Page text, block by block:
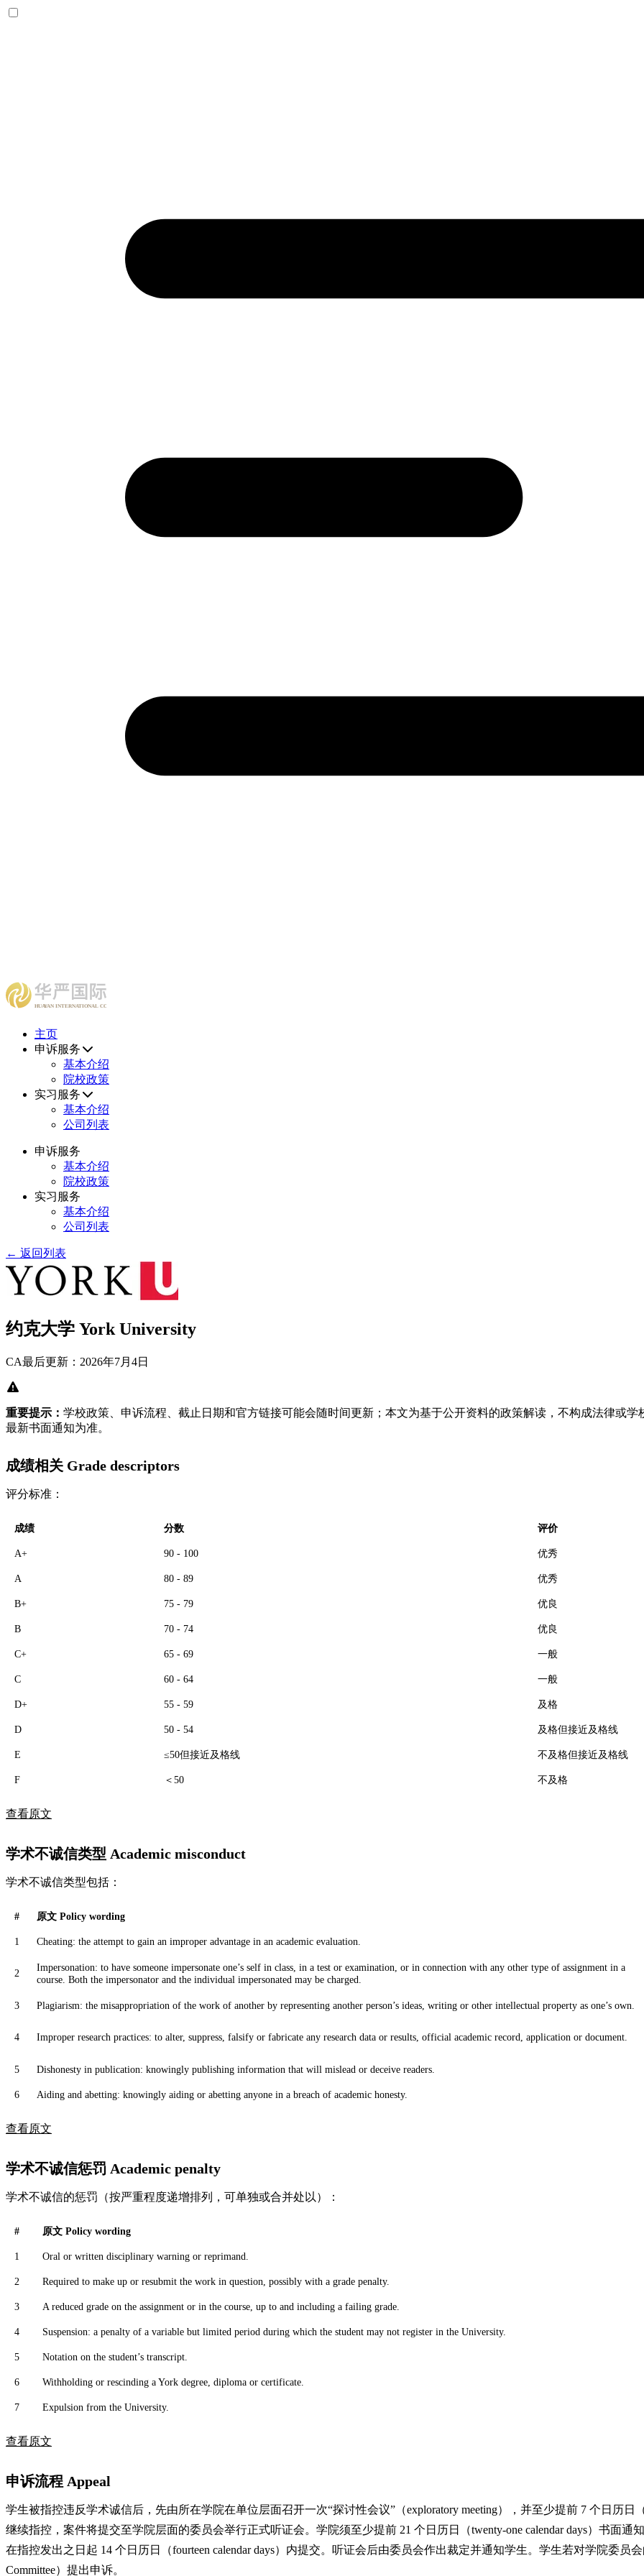
HUAYAN INTERNATIONAL CONSULTING CENTER
主页
申诉服务
基本介绍
院校政策
实习服务
基本介绍
公司列表
申诉服务
基本介绍
院校政策
实习服务
基本介绍
公司列表
← 返回列表
约克大学 York University
CA最后更新：2026年7月4日
重要提示： 学校政策、申诉流程、截止日期和官方链接可能会随时间更新；本文为基于公开资料的政策解读，不构成法律或
最新书面通知为准。
成绩相关 Grade descriptors
评分标准：
成绩 分数 评价
A+ 90 - 100 优秀
A 80 - 89 优秀
B+ 75 - 79 优良
B 70 - 74 优良
C+ 65 - 69 一般
C 60 - 64 一般
D+ 55 - 59 及格
D 50 - 54 及格但接近及格线
E ≤50但接近及格线 不及格但接近及格线
F ＜50 不及格
查看原文
学术不诚信类型 Academic misconduct
学术不诚信类型包括：
# 原文 Policy wording
1 Cheating: the attempt to gain an improper advantage in an academic evaluation.
2
Impersonation: to have someone impersonate one’s self in class, in a test or examination, or in connection with any other type of assignment in a
course. Both the impersonator and the individual impersonated may be charged.
3 Plagiarism: the misappropriation of the work of another by representing another person’s ideas, writing or other intellectual property as one’s own.
4 Improper research practices: to alter, suppress, falsify or fabricate any research data or results, official academic record, application or document.
5 Dishonesty in publication: knowingly publishing information that will mislead or deceive readers.
6 Aiding and abetting: knowingly aiding or abetting anyone in a breach of academic honesty.
查看原文
学术不诚信惩罚 Academic penalty
学术不诚信的惩罚（按严重程度递增排列，可单独或合并处以）：
# 原文 Policy wording
1 Oral or written disciplinary warning or reprimand.
2 Required to make up or resubmit the work in question, possibly with a grade penalty.
3 A reduced grade on the assignment or in the course, up to and including a failing grade.
4 Suspension: a penalty of a variable but limited period during which the student may not register in the University.
5 Notation on the student’s transcript.
6 Withholding or rescinding a York degree, diploma or certificate.
7 Expulsion from the University.
查看原文
申诉流程 Appeal
学生被指控违反学术诚信后，先由所在学院在单位层面召开一次“探讨性会议”（exploratory meeting），并至少提前 7 个日历日
继续指控，案件将提交至学院层面的委员会举行正式听证会。学院须至少提前 21 个日历日（twenty-one calendar days）书面
在指控发出之日起 14 个日历日（fourteen calendar days）内提交。听证会后由委员会作出裁定并通知学生。学生若对学院委员
Committee）提出申诉。